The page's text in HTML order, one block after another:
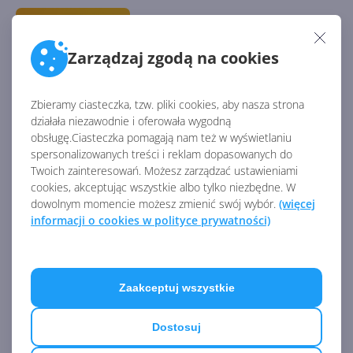
Zarządzaj zgodą na cookies
Zbieramy ciasteczka, tzw. pliki cookies, aby nasza strona
działała niezawodnie i oferowała wygodną
obsługę.Ciasteczka pomagają nam też w wyświetlaniu
spersonalizowanych treści i reklam dopasowanych do
Twoich zainteresowań. Możesz zarządzać ustawieniami
cookies, akceptując wszystkie albo tylko niezbędne. W
dowolnym momencie możesz zmienić swój wybór. (więcej
informacji o cookies w polityce prywatności)
Dostosuj
Zaakceptuj wszystkie
końcem wsparcia na Windows
8.1 i wersjach 32-bit
Żegnaj, Windows 8.1! Dziś
ostatni dzień wsparcia
Microsoft wyjaśnia, dlaczego
Windows 8.1
Lipcowy Patch Tuesday z
ważnymi poprawkami dla
Zobaczwięcej